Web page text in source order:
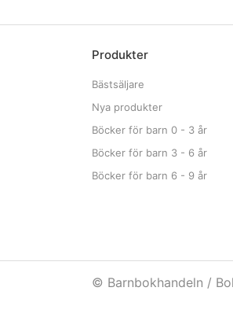
Produkter
Bästsäljare
Nya produkter
Böcker för barn 0 - 3 år
Böcker för barn 3 - 6 år
Böcker för barn 6 - 9 år
© Barnbokhandeln /